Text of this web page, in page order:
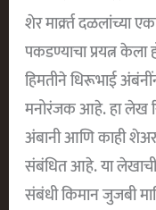
शेर मार्क्र्त दळलांच्या
पकडण्याचा प्रयत्न
हिमतीने धिरूभाई
मनोरंजक आहे. हा लेख
अंबानी आणि काही शेअर
संबंधित आहे. या लेखाची
संबंधी किमान जुजबी